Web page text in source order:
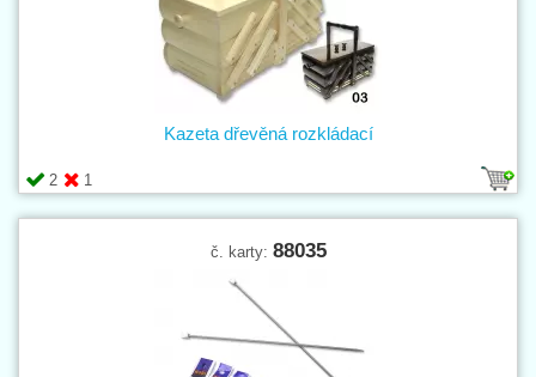
2 1
Kazeta dřevěná rozkládací
č. karty: 88035